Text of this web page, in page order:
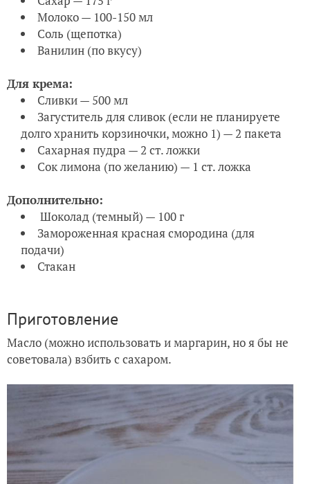
Молоко — 100-150 мл
Соль (щепотка)
Ванилин (по вкусу)
Для крема:
Сливки — 500 мл
Загуститель для сливок (если не планируете
долго хранить корзиночки, можно 1) — 2 пакета
Сахарная пудра — 2 ст. ложки
Сок лимона (по желанию) — 1 ст. ложка
Дополнительно:
Шоколад (темный) — 100 г
Замороженная красная смородина (для
подачи)
Стакан
Приготовление
Масло (можно использовать и маргарин, но я бы не
советовала) взбить с сахаром.